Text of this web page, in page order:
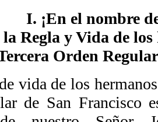
I. ¡En el nombre
Regla y Vida de
Orden
vida de los
de San Francisco